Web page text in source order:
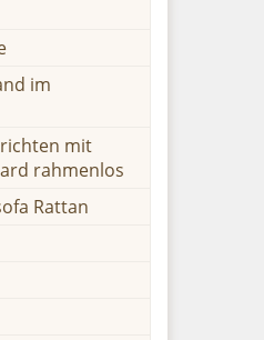
im
mit
rahmenlos
Rattan